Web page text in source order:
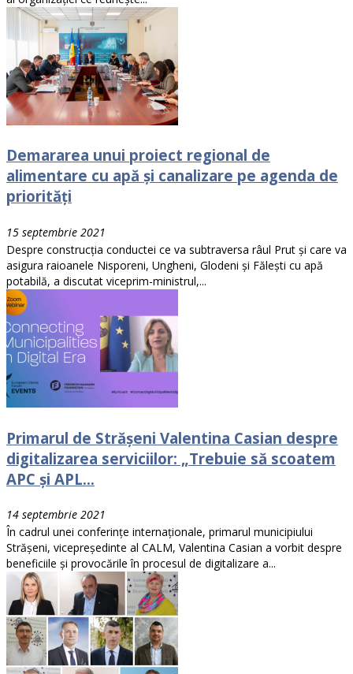
Demararea unui proiect regional de
alimentare cu apă și canalizare pe agenda de
priorități
15 septembrie 2021
Despre construcția conductei ce va subtraversa râul Prut și care va
asigura raioanele Nisporeni, Ungheni, Glodeni și Fălești cu apă
potabilă, a discutat viceprim-ministrul,...
Primarul de Strășeni Valentina Casian despre
digitalizarea serviciilor: „Trebuie să scoatem
APC și APL...
14 septembrie 2021
În cadrul unei conferințe internaționale, primarul municipiului
Strășeni, vicepreședinte al CALM, Valentina Casian a vorbit despre
beneficiile și provocările în procesul de digitalizare a...